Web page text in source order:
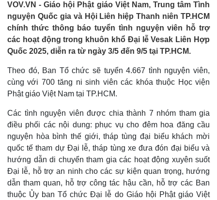
VOV.VN - Giáo hội Phật giáo Việt Nam, Trung tâm Tình
nguyện Quốc gia và Hội Liên hiệp Thanh niên TP.HCM
chính thức thông báo tuyển tình nguyện viên hỗ trợ
các hoạt động trong khuôn khổ Đại lễ Vesak Liên Hợp
Quốc 2025, diễn ra từ ngày 3/5 đến 9/5 tại TP.HCM.
Theo đó, Ban Tổ chức sẽ tuyển 4.667 tình nguyện viên,
cùng với 700 tăng ni sinh viên các khóa thuộc Học viện
Phật giáo Việt Nam tại TP.HCM.
Các tình nguyện viên được chia thành 7 nhóm tham gia
điều phối các nội dung: phục vụ cho đêm hoa đăng cầu
nguyện hòa bình thế giới, tháp tùng đại biểu khách mời
quốc tế tham dự Đại lễ, tháp tùng xe đưa đón đại biểu và
hướng dẫn di chuyển tham gia các hoạt động xuyên suốt
Đại lễ, hỗ trợ an ninh cho các sự kiện quan trọng, hướng
dẫn tham quan, hỗ trợ công tác hậu cần, hỗ trợ các Ban
thuộc Ủy ban Tổ chức Đại lễ do Giáo hội Phật giáo Việt